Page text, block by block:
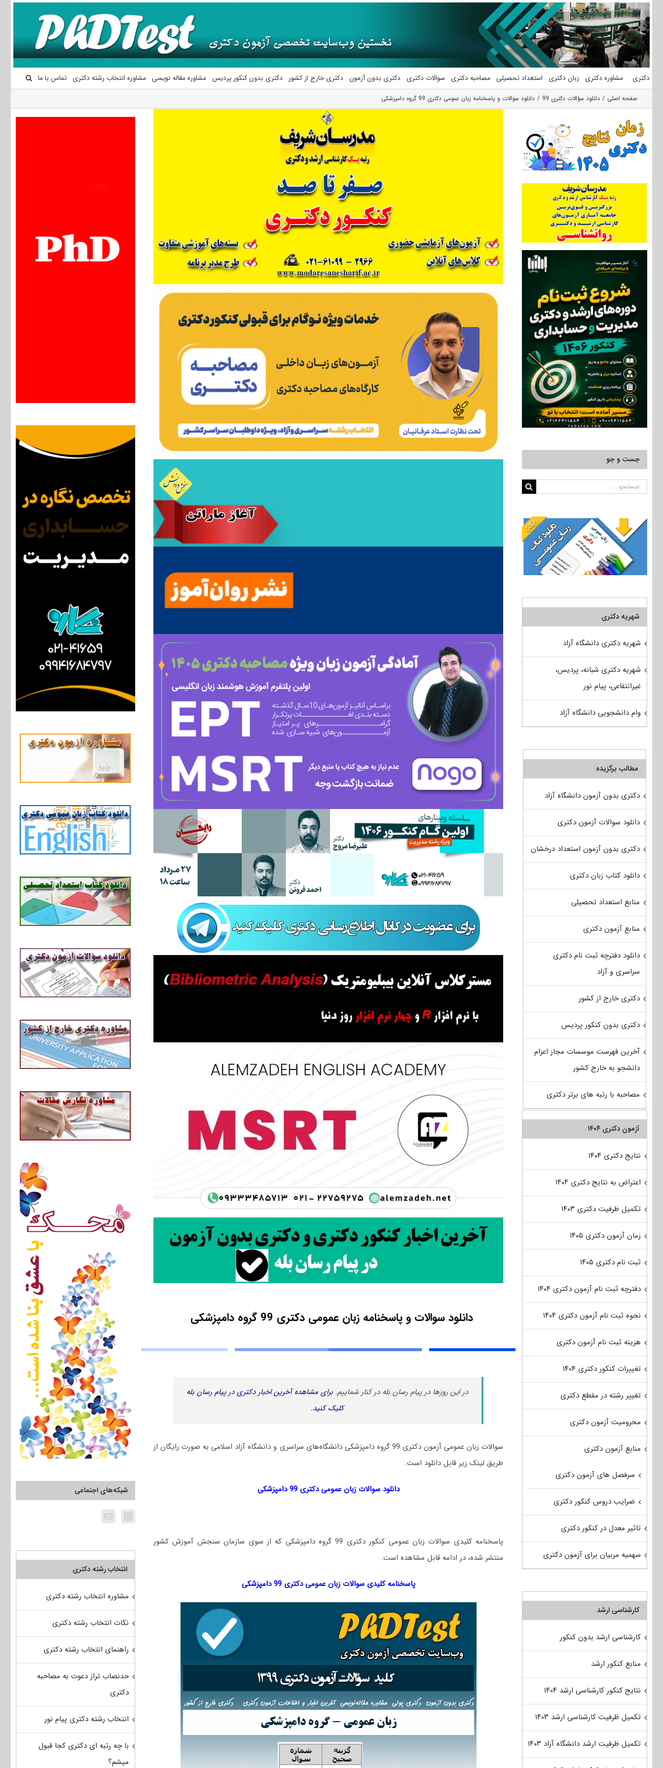
محتوا
دکتری مشاوره دکتری زبان دکتری استعداد تحصیلی مصاحبه دکتری سوالات دکتری دکتری بدون آزمون دکتری خارج از کشور دکتری بدون کنکور پردیس مشاوره مقاله نویسی مشاوره انتخاب رشته دکتری تماس با ما
صفحه اصلی دانلود سؤالات دکتری 99 دانلود سوالات و پاسخنامه زبان عمومی دکتری 99 گروه دامپزشکی
دانلود سوالات و پاسخنامه زبان عمومی دکتری 99 گروه دامپزشکی
در این روزها در پیام رسان بله در کنار شماییم. برای مشاهده آخرین اخبار دکتری در پیام رسان بله
کلیک کنید.
سوالات زبان عمومی آزمون دکتری 99 گروه دامپزشکی دانشگاه‌های سراسری و دانشگاه آزاد اسلامی به صورت رایگان از
طریق لینک زیر قابل دانلود است.
دانلود سوالات زبان عمومی دکتری 99 دامپزشکی
پاسخنامه کلیدی سوالات زبان عمومی کنکور دکتری 99 گروه دامپزشکی که از سوی سازمان سنجش آموزش کشور
منتشر شده، در ادامه قابل مشاهده است.
پاسخنامه کلیدی سوالات زبان عمومی دکتری 99 دامپزشکی
شبکه‌های اجتماعی
انتخاب رشته دکتری
مشاوره انتخاب رشته دکتری
نکات انتخاب رشته دکتری
راهنمای انتخاب رشته دکتری
حدنصاب تراز دعوت به مصاحبه
دکتری
انتخاب رشته دکتری پیام نور
با چه رتبه ای دکتری کجا قبول
میشم؟
جست و جو
جستجو
شهریه دکتری
شهریه دکتری دانشگاه آزاد
شهریه دکتری شبانه، پردیس،
غیرانتفاعی، پیام نور
وام دانشجویی دانشگاه آزاد
مطالب برگزیده
دکتری بدون آزمون دانشگاه آزاد
دانلود سوالات آزمون دکتری
دکتری بدون آزمون استعداد درخشان
دانلود کتاب زبان دکتری
منابع استعداد تحصیلی
منابع آزمون دکتری
دانلود دفترچه ثبت نام دکتری
سراسری و آزاد
دکتری خارج از کشور
دکتری بدون کنکور پردیس
آخرین فهرست موسسات مجاز اعزام
دانشجو به خارج کشور
مصاحبه با رتبه های برتر دکتری
آزمون دکتری ۱۴۰۴
نتایج دکتری ۱۴۰۴
اعتراض به نتایج دکتری ۱۴۰۴
تکمیل ظرفیت دکتری ۱۴۰۳
زمان آزمون دکتری ۱۴۰۵
ثبت نام دکتری ۱۴۰۵
دفترچه ثبت نام آزمون دکتری ۱۴۰۴
نحوه ثبت نام آزمون دکتری ۱۴۰۴
هزینه ثبت نام آزمون دکتری
تغییرات کنکور دکتری ۱۴۰۴
تغییر رشته در مقطع دکتری
محرومیت آزمون دکتری
منابع آزمون دکتری
سرفصل های آزمون دکتری
ضرایب دروس کنکور دکتری
تاثیر معدل در کنکور دکتری
سهمیه مربیان برای آزمون دکتری
کارشناسی ارشد
کارشناسی ارشد بدون کنکور
منابع کنکور ارشد
نتایج کنکور کارشناسی ارشد ۱۴۰۴
تکمیل ظرفیت کارشناسی ارشد ۱۴۰۳
تکمیل ظرفیت ارشد دانشگاه آزاد ۱۴۰۳